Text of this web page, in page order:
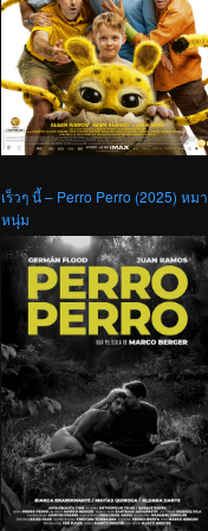
เร็วๆ นี้ – Perro Perro (2025) หมา
หนุ่ม